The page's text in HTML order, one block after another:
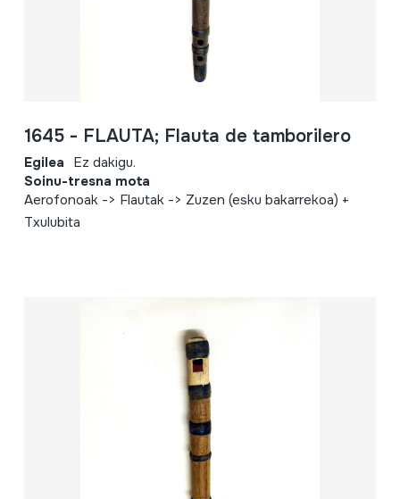
1645 - FLAUTA; Flauta de tamborilero
Egilea Ez dakigu.
Soinu-tresna mota
Aerofonoak -> Flautak -> Zuzen (esku bakarrekoa) +
Txulubita